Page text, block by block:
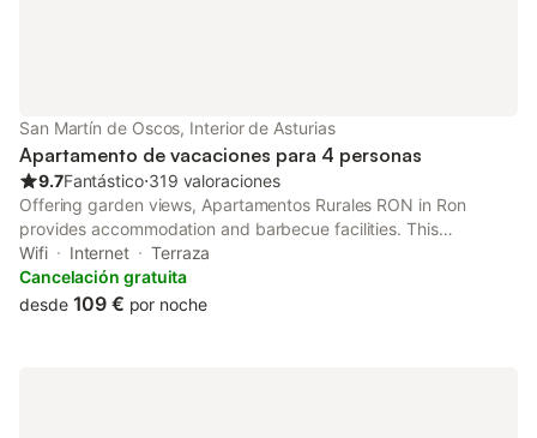
San Martín de Oscos, Interior de Asturias
Apartamento de vacaciones para 4 personas
9.7Fantástico⋅319 valoraciones
Offering garden views, Apartamentos Rurales RON in Ron
provides accommodation and barbecue facilities. This
apartment offers free private parking, a 24-hour front desk and
free WiFi.
Wifi Internet
Terraza
Cancelación gratuita
desde 109 € por noche